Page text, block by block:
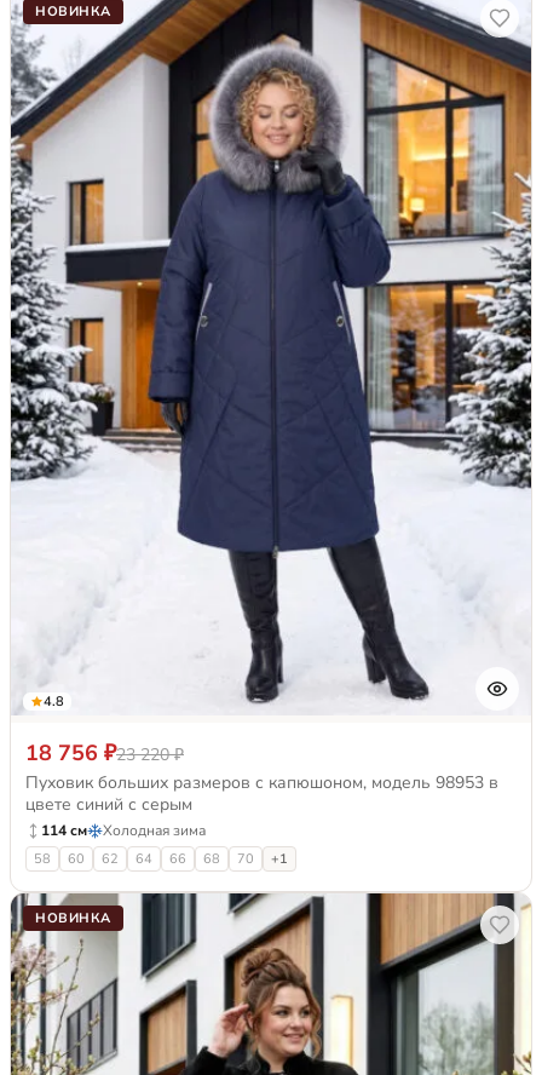
НОВИНКА
4.8
18 756 ₽23 220 ₽
Пуховик больших размеров с капюшоном, модель 98953 в
цвете синий с серым
114 см Холодная зима
58 60 62 64 66 68 70 +1
НОВИНКА